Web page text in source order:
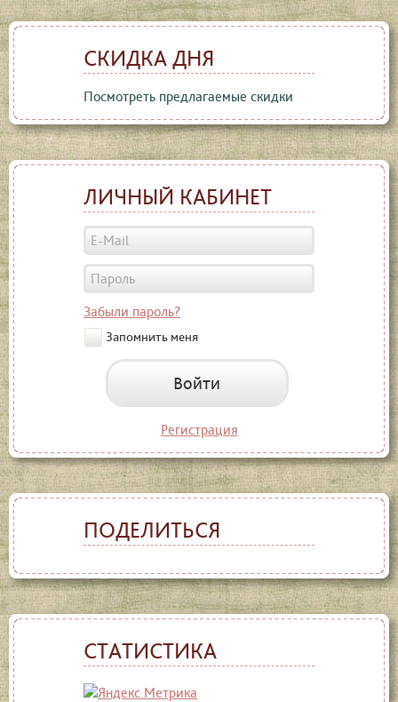
СКИДКА ДНЯ
Посмотреть предлагаемые скидки
ЛИЧНЫЙ КАБИНЕТ
Забыли пароль?
Запомнить меня
Войти
Регистрация
ПОДЕЛИТЬСЯ
СТАТИСТИКА